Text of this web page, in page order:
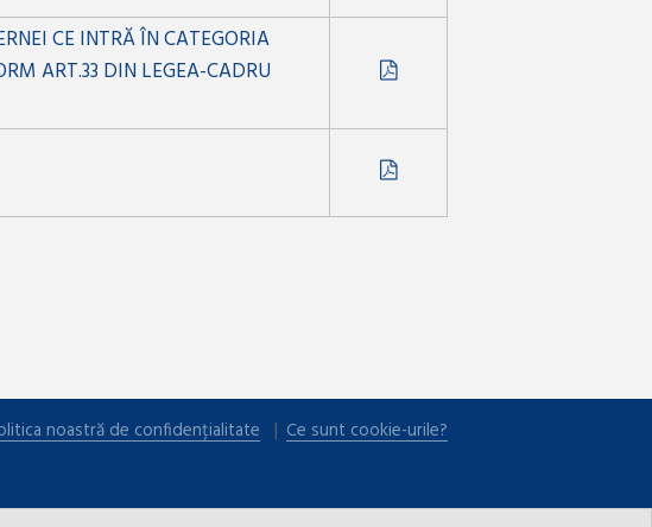
CE INTRĂ ÎN CATEGORIA
ART.33 DIN LEGEA-CADRU
noastră de confidențialitate Ce sunt cookie-urile?